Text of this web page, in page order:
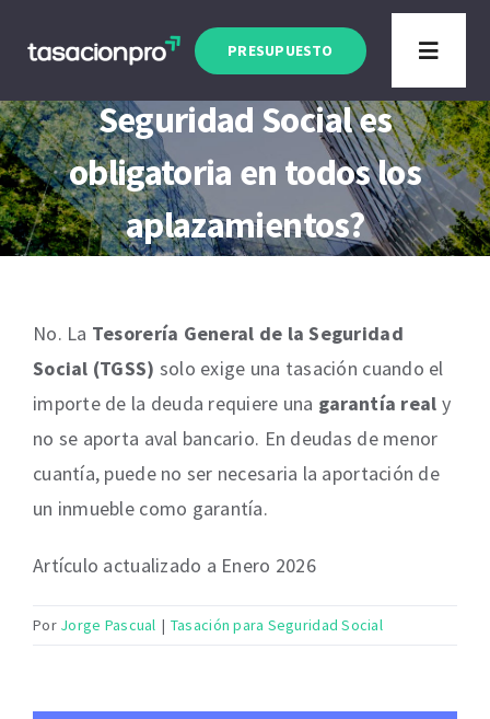
Toggle
Tipo de Inmueble
Finalidad
Blog
PRESUPUESTO
¿La tasación para la
Seguridad Social es
obligatoria en todos los
aplazamientos?
No. La Tesorería General de la Seguridad
Social (TGSS) solo exige una tasación cuando el
importe de la deuda requiere una garantía real y
no se aporta aval bancario. En deudas de menor
cuantía, puede no ser necesaria la aportación de
un inmueble como garantía.
Artículo actualizado a Enero 2026
Por Jorge Pascual | Tasación para Seguridad Social